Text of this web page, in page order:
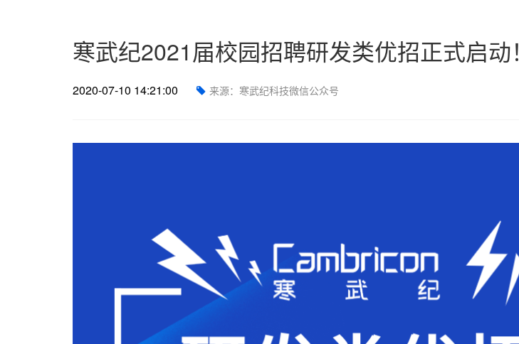
寒武纪2021届校园招聘研发类优招正式启动！
2020-07-10 14:21:00 来源：寒武纪科技微信公众号